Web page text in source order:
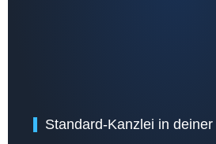
Standard-Kanzlei in